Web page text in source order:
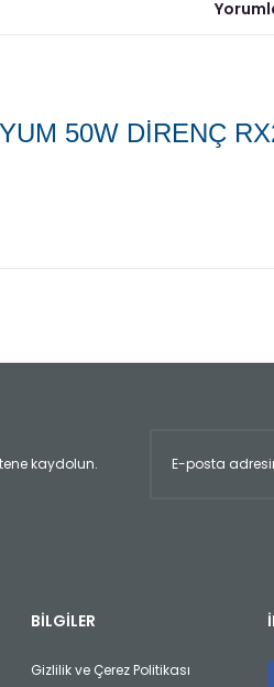
50W DİRENÇ
Yorum
kaydolun.
BİLGİLER
Gizlilik ve Çerez Politikası